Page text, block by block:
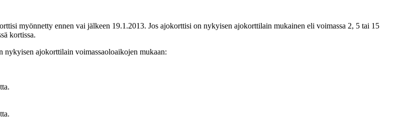
myönnetty ennen vai jälkeen 19.1.2013. Jos ajokorttisi on nykyisen ajokorttilain mukainen eli voimassa 2, 5 tai 15
kortissa.
nykyisen ajokorttilain voimassaoloaikojen mukaan: